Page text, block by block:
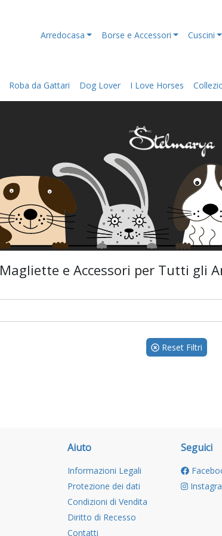
Arredocasa Borse e Accessori Cuscini
Roba da Gattari Dog Lover I Love Horses
Magliette e Accessori per Tutti gli
Reset Filtri
Aiuto
Informazioni Legali
Protezione dei dati
Condizioni di Vendita
Diritto di Recesso
Contatti
Seguici